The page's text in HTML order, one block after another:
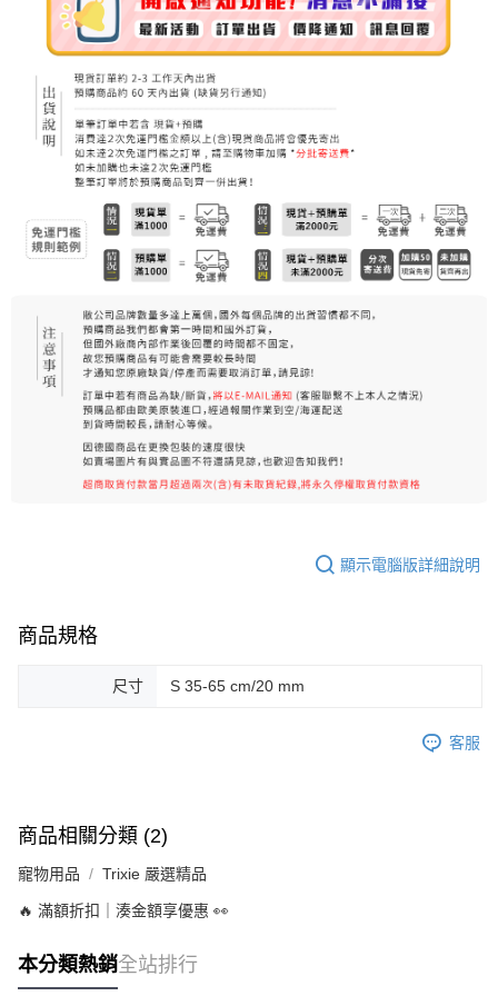
7-11純取貨 (先付款
每筆NT$80，滿NT$999(含以上)免運費
宅配
每筆NT$100，滿NT$999(含以上)免運費
離島宅配（澎湖、金門、馬祖、小琉球）
付款後門市自取
顯示電腦版詳細說明
商品規格
尺寸 S 35-65 cm/20 mm
客服
商品相關分類 (2)
寵物用品 Trixie 嚴選精品
🔥 滿額折扣｜湊金額享優惠 👀
本分類熱銷全站排行